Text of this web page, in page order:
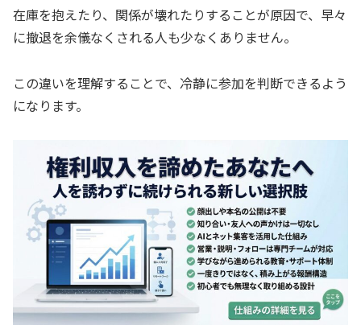
在庫を抱えたり、関係が壊れたりすることが原因で、早々
に撤退を余儀なくされる人も少なくありません。
この違いを理解することで、冷静に参加を判断できるよう
になります。